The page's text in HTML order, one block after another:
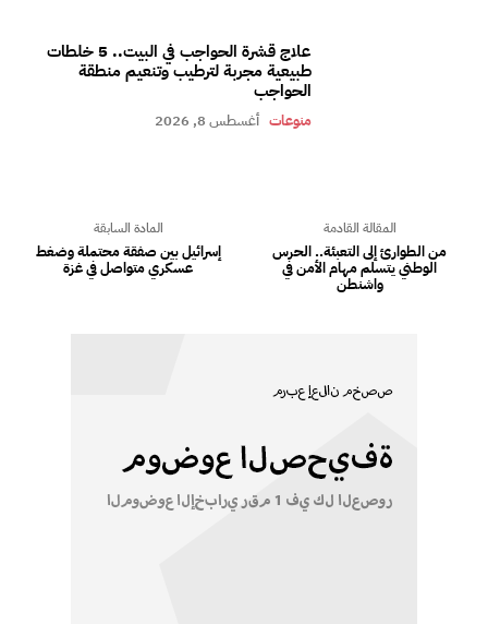
علاج قشرة الحواجب في البيت.. 5 خلطات
طبيعية مجربة لترطيب وتنعيم منطقة
الحواجب
منوعات أغسطس 8, 2026
المادة السابقة
إسرائيل بين صفقة محتملة وضغط
عسكري متواصل في غزة
المقالة القادمة
من الطوارئ إلى التعبئة.. الحرس
الوطني يتسلم مهام الأمن في
واشنطن